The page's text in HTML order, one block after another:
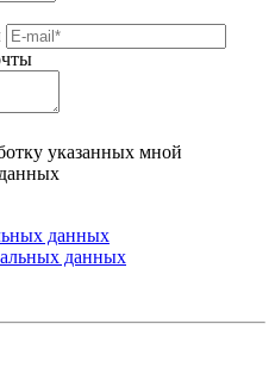
указанных мной
данных
данных